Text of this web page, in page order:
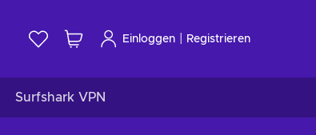
Einloggen Registrieren
Surfshark VPN